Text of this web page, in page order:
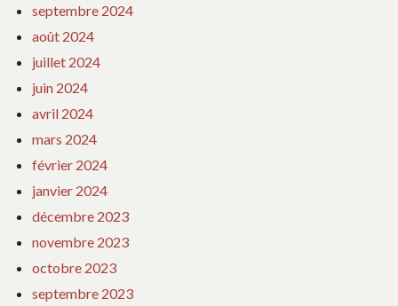
septembre 2024
août 2024
juillet 2024
juin 2024
avril 2024
mars 2024
février 2024
janvier 2024
décembre 2023
novembre 2023
octobre 2023
septembre 2023